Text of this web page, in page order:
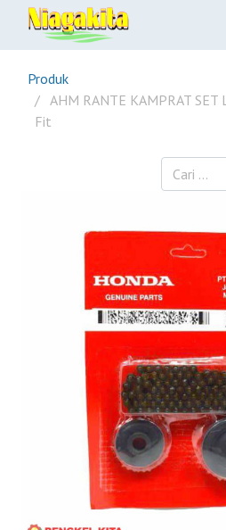
Produk
AHM RANTE KAMPRAT SET
Fit